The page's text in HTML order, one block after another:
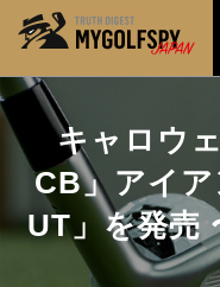
キャロウ
CB」アイ
UT」を発売
MOST WANTED テス
NEW RELEASES 新製
HOW TO ゴルフ上達・
テスト・データ検証
※メーカー名やクラブ名など
力してください。